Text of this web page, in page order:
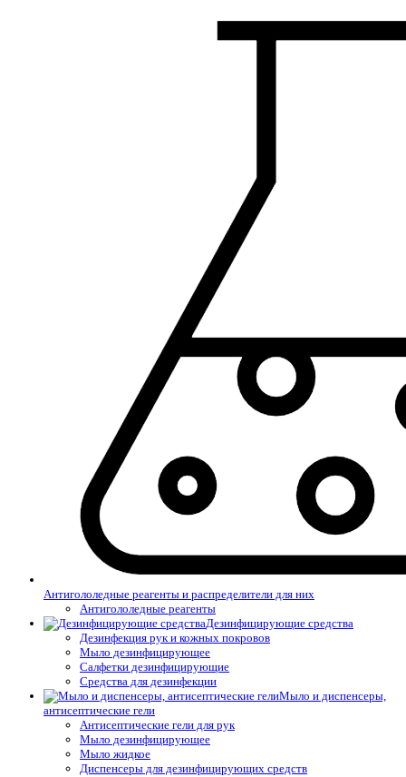
Антигололедные реагенты и распределители для них
Антигололедные реагенты
Дезинфицирующие средства
Дезинфекция рук и кожных покровов
Мыло дезинфицирующее
Салфетки дезинфицирующие
Средства для дезинфекции
Мыло и диспенсеры,
антисептические гели
Антисептические гели для рук
Мыло дезинфицирующее
Мыло жидкое
Диспенсеры для дезинфицирующих средств